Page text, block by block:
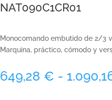
NAT090C1CR01
Monocomando embutido de 2/3
Marquina, práctico, cómodo y
649,28 € -